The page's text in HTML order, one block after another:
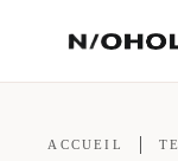
ACCUEIL